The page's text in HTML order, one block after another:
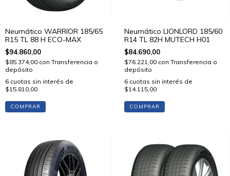
Neumático WARRIOR 185/65
R15 TL 88 H ECO-MAX
$94.860,00
$85.374,00 con Transferencia o
depósito
6 cuotas sin interés de
$15.810,00
COMPRAR
Neumático LIONLORD 185/60
R14 TL 82H MUTECH H01
$84.690,00
$76.221,00 con Transferencia o
depósito
6 cuotas sin interés de
$14.115,00
COMPRAR